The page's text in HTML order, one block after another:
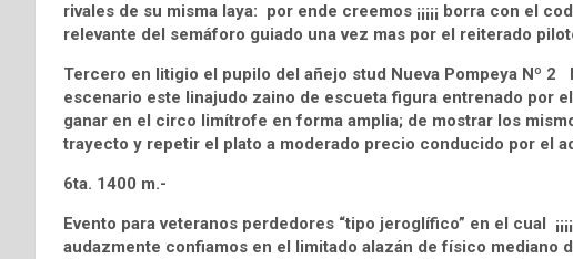
rivales de su misma laya: por ende creemos ¡¡¡¡¡ borra con el
relevante del semáforo guiado una vez mas por el reiterado
Tercero en litigio el pupilo del añejo stud Nueva Pompeya Nº
escenario este linajudo zaino de escueta figura entrenado por
ganar en el circo limítrofe en forma amplia; de mostrar los
trayecto y repetir el plato a moderado precio conducido por el
6ta. 1400 m.-
Evento para veteranos perdedores “tipo jeroglífico” en el cual
audazmente confiamos en el limitado alazán de físico